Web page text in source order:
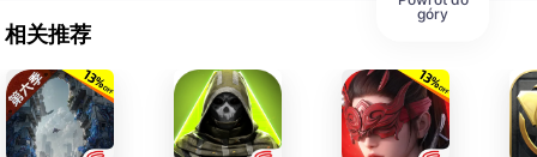
相关推荐
góry